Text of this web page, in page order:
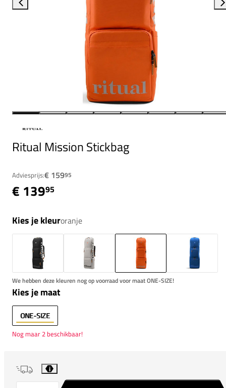
Ritual Mission Stickbag
Adviesprijs:€ 15995
€ 13995
Kies je kleuroranje
We hebben deze kleuren nog op voorraad voor maat ONE-SIZE!
Kies je maat
ONE-SIZE
Nog maar 2 beschikbaar!
i